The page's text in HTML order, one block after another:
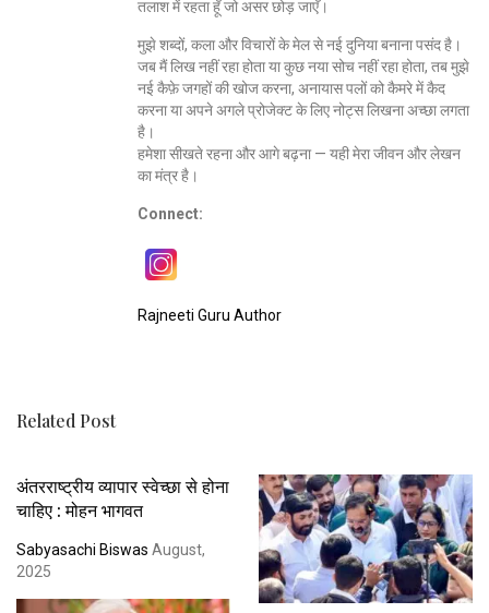
तलाश में रहता हूँ जो असर छोड़ जाएँ।
मुझे शब्दों, कला और विचारों के मेल से नई दुनिया बनाना पसंद है।
जब मैं लिख नहीं रहा होता या कुछ नया सोच नहीं रहा होता, तब मुझे
नई कैफ़े जगहों की खोज करना, अनायास पलों को कैमरे में कैद
करना या अपने अगले प्रोजेक्ट के लिए नोट्स लिखना अच्छा लगता
है।
हमेशा सीखते रहना और आगे बढ़ना — यही मेरा जीवन और लेखन
का मंत्र है।
Connect:
Rajneeti Guru Author
Related Post
अंतरराष्ट्रीय व्यापार स्वेच्छा से होना
चाहिए : मोहन भागवत
Sabyasachi Biswas August,
2025